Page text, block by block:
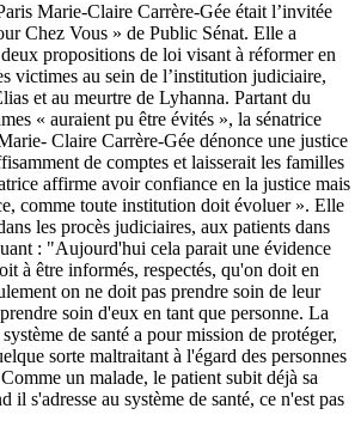
Marie-Claire Carrère-Gée était l’invitée
Chez Vous » de Public Sénat. Elle a
propositions de loi visant à réformer en
victimes au sein de l’institution judiciaire,
et au meurtre de Lyhanna. Partant du
« auraient pu être évités », la sénatrice
Claire Carrère-Gée dénonce une justice
de comptes et laisserait les familles
affirme avoir confiance en la justice mais
comme toute institution doit évoluer ». Elle
les procès judiciaires, aux patients dans
: "Aujourd'hui cela parait une évidence
à être informés, respectés, qu'on doit en
on ne doit pas prendre soin de leur
soin d'eux en tant que personne. La
de santé a pour mission de protéger,
sorte maltraitant à l'égard des personnes
un malade, le patient subit déjà sa
il s'adresse au système de santé, ce n'est pas